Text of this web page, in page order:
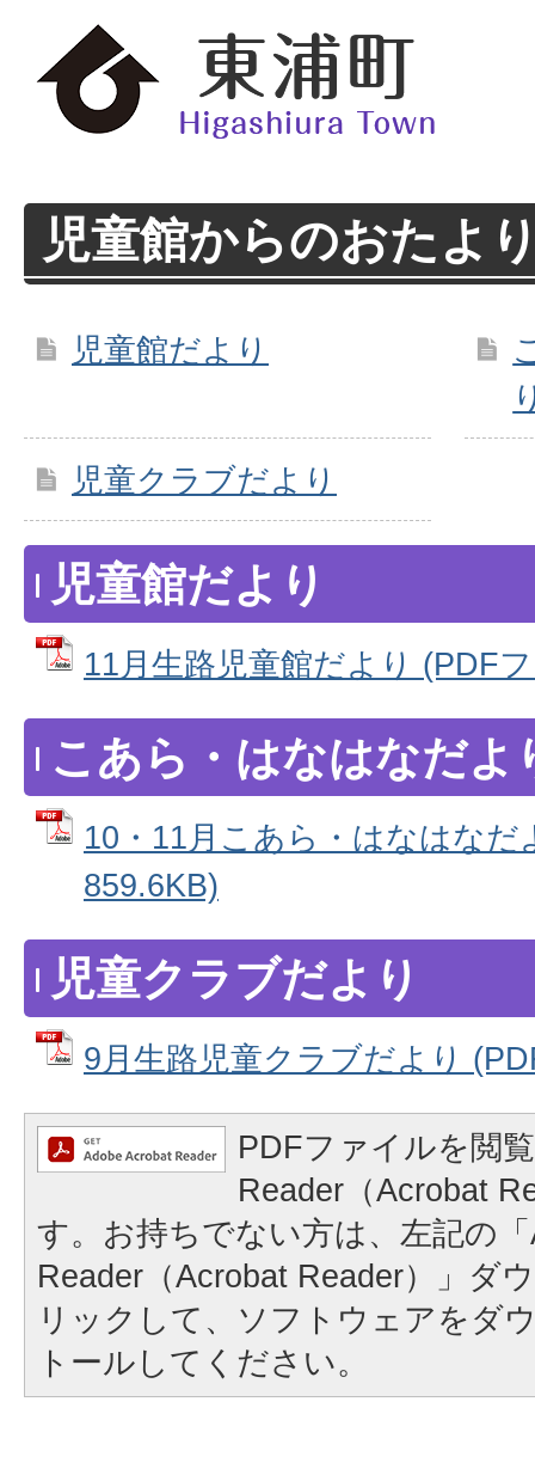
児童館からのおたよ
児童館だより
児童クラブだより
児童館だより
11月生路児童館だより (PDF
こあら・はなはなだよ
10・11月こあら・はなはな
859.6KB)
児童クラブだより
9月生路児童クラブだより
PDFファイルを閲
Reader（Acrobat
す。お持ちでない方は、左記の
Reader（Acrobat Reader）」ダ
リックして、ソフトウェアをダ
トールしてください。